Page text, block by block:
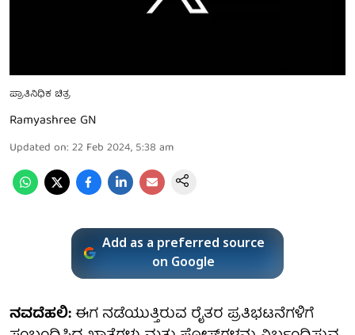
ಪ್ರಾತಿನಿಧಿಕ ಚಿತ್ರ
Ramyashree GN
Updated on: 22 Feb 2024, 5:38 am
Add as a preferred source
on Google
ನವದೆಹಲಿ:ಈಗ ನಡೆಯುತ್ತಿರುವ ರೈತರ ಪ್ರತಿಭಟನೆಗಳಿಗೆ